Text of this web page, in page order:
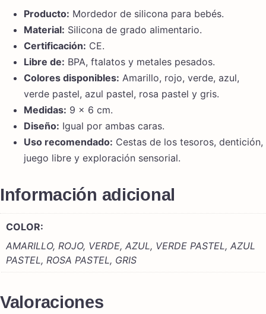
Producto: Mordedor de silicona para bebés.
Material: Silicona de grado alimentario.
Certificación: CE.
Libre de: BPA, ftalatos y metales pesados.
Colores disponibles: Amarillo, rojo, verde, azul,
verde pastel, azul pastel, rosa pastel y gris.
Medidas: 9 × 6 cm.
Diseño: Igual por ambas caras.
Uso recomendado: Cestas de los tesoros, dentición,
juego libre y exploración sensorial.
Información adicional
COLOR:
AMARILLO, ROJO, VERDE, AZUL, VERDE PASTEL, AZUL
PASTEL, ROSA PASTEL, GRIS
Valoraciones